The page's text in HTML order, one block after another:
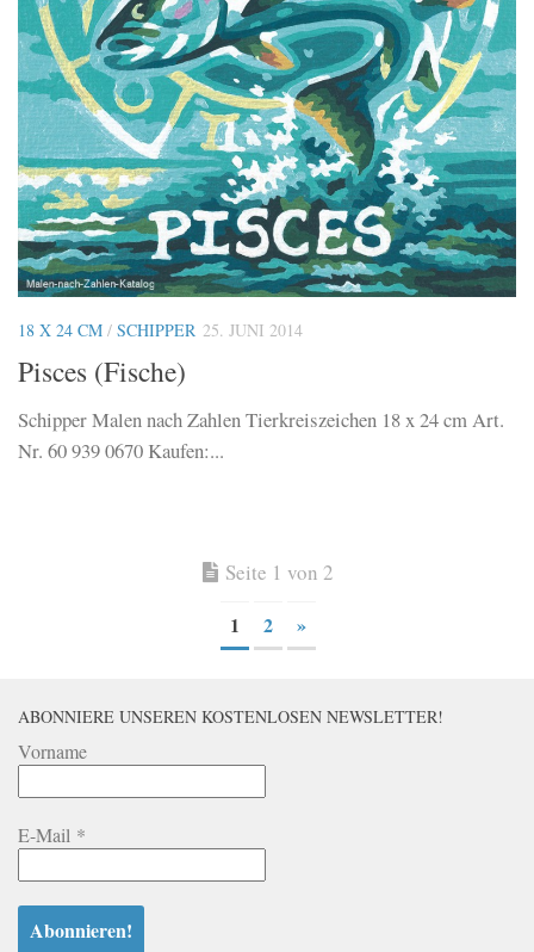
18 X 24 CM / SCHIPPER 25. JUNI 2014
Pisces (Fische)
Schipper Malen nach Zahlen Tierkreiszeichen 18 x 24 cm Art.
Nr. 60 939 0670 Kaufen:...
Seite 1 von 2
1
2 »
ABONNIERE UNSEREN KOSTENLOSEN NEWSLETTER!
Vorname
E-Mail *